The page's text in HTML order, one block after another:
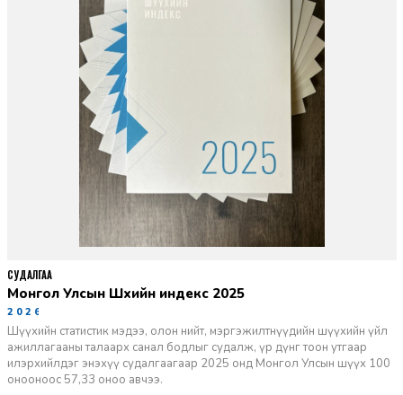
Монгол Улсын Шүүхийн индекс 2025
2026-06-11
Шүүхийн статистик мэдээ, олон нийт, мэргэжилтнүүдийн шүүхийн үйл
ажиллагааны талаарх санал бодлыг судалж, үр дүнг тоон утгаар
илэрхийлдэг энэхүү судалгаагаар 2025 онд Монгол Улсын шүүх 100
онооноос 57,33 оноо авчээ.
СУДАЛГАА